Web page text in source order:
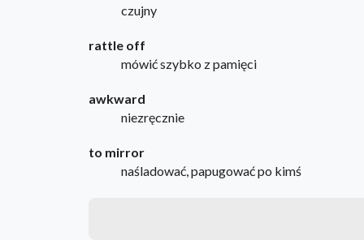
czujny
rattle off
mówić szybko z pamięci
awkward
niezręcznie
to mirror
naśladować, papugować po kimś